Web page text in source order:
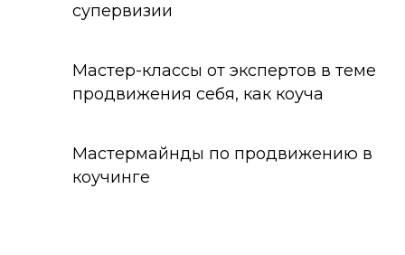
супервизии
Мастер-классы от экспертов в теме
продвижения себя, как коуча
Мастермайнды по продвижению в
коучинге